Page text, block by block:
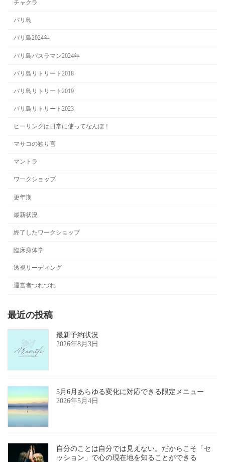
チャクラ
バリ島
バリ島2024年
バリ島パスラマン2024年
バリ島リトリート2018
バリ島リトリート2019
バリ島リトリート2023
ヒーリングは日常に使ってなんぼ！
マサコの独り言
マントラ
ワークショップ
更年期
最新状況
終了したワークショップ
臨床身体学
透視リーディング
運営者つれづれ
最近の投稿
最新予約状況
2026年8月3日
5月6月あらゆる変化に対応できる限定メニュー
2026年5月4日
自分のことは自分では見えない。だからこそ「セ
ッション」で心の現在地を知ることができる